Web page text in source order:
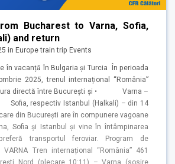
Bucharest to Varna, Sofia,
and return
in Europe train trip Events
în vacanță în Bulgaria și Turcia În perioada
2025, trenul internațional “România”
directă între București și • Varna –
respectiv Istanbul (Halkali) – din 14
din București are în compunere vagoane
Sofia și Istanbul și vine în întâmpinarea
transportul feroviar. Program de
Tren internațional “România” 461